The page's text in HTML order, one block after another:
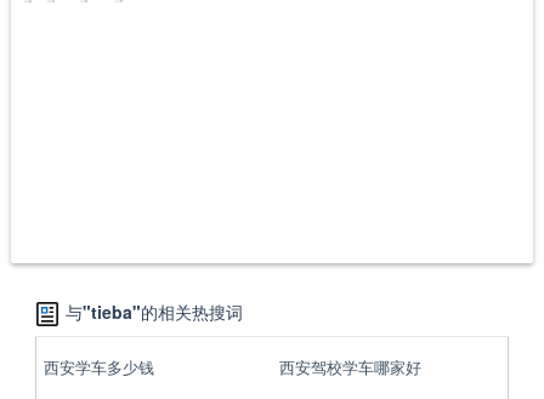
与"tieba"的相关热搜词
西安学车多少钱 西安驾校学车哪家好